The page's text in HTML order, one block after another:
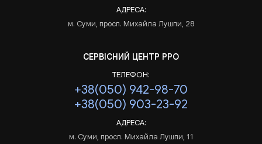
АДРЕСА:
м. Суми, просп. Михайла Лушпи, 28
СЕРВІСНИЙ ЦЕНТР РРО
ТЕЛЕФОН:
+38(050) 942-98-70
+38(050) 903-23-92
АДРЕСА:
м. Суми, просп. Михайла Лушпи, 11